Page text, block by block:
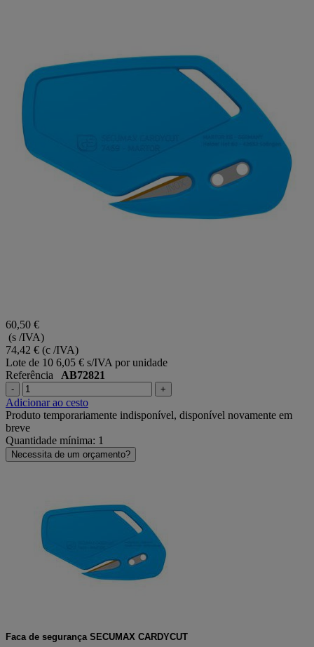
60,50 €
(s /IVA)
74,42 € (c /IVA)
Lote de 10 6,05 € s/IVA por unidade
Referência AB72821
- +
Adicionar ao cesto
Produto temporariamente indisponível, disponível novamente em
breve
Quantidade mínima: 1
Necessita de um orçamento?
Faca de segurança SECUMAX CARDYCUT